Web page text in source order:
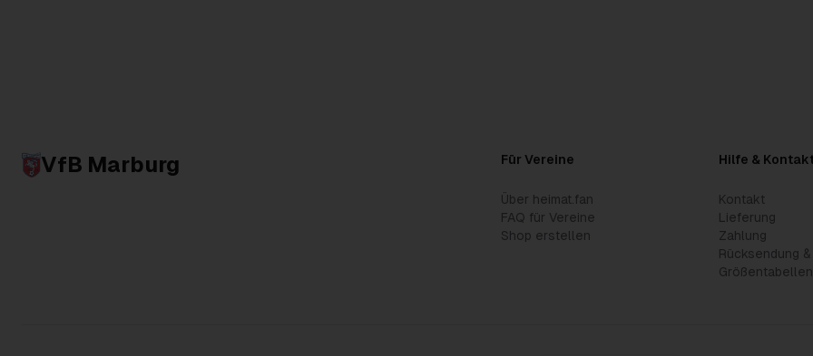
VfB Marburg Für Vereine
Über heimat.fan
FAQ für Vereine
Shop erstellen
Hilfe &
Kontakt
Lieferung
Zahlung
Rücksendung
Größentabellen